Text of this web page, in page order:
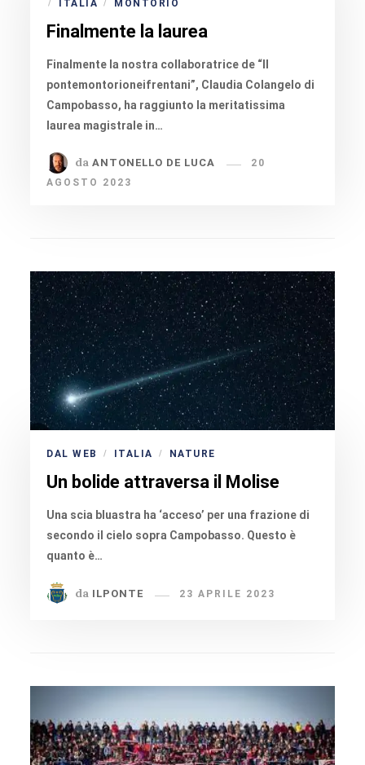
/ ITALIA / MONTORIO
Finalmente la laurea
Finalmente la nostra collaboratrice de “Il
pontemontorioneifrentani”, Claudia Colangelo di
Campobasso, ha raggiunto la meritatissima
laurea magistrale in…
da ANTONELLO DE LUCA
20
AGOSTO 2023
DAL WEB / ITALIA / NATURE
Un bolide attraversa il Molise
Una scia bluastra ha ‘acceso’ per una frazione di
secondo il cielo sopra Campobasso. Questo è
quanto è…
da ILPONTE 23 APRILE 2023